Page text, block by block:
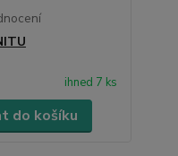
ihned 7 ks
do košíku